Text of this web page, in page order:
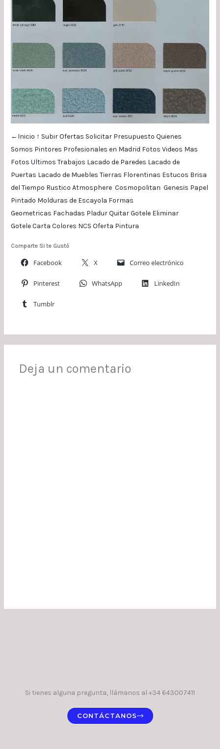
←Inicio ↑ Subir Ofertas Solicitar Presupuesto Quienes
Somos Pintores Profesionales en Madrid Fotos Videos Mas
Fotos Ultimos Trabajos Lacado de Paredes Lacado de
Puertas Lacado de Muebles Tierras Florentinas Estucos Brisa
del Tiempo Rustico Atmosphere Cosmopolitan Genesis Papel
Pintado Molduras de Escayola Formas
Geometricas Fachadas Pladur Quitar Gotele Eliminar
Gotele Carta Colores NCS Oferta Pintura
Comparte Si te Gustó
Facebook X Correo electrónico
Pinterest WhatsApp LinkedIn
Tumblr
Deja un comentario
Si tienes alguna pregunta, llámanos al +34 643007411
CONTÁCTANOS